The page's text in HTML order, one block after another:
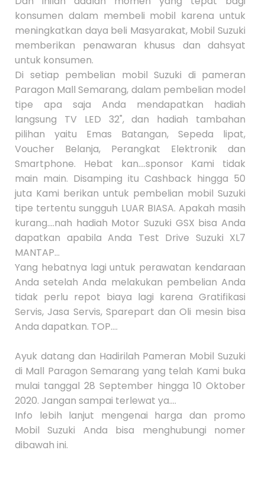
konsumen dalam membeli mobil karena untuk
meningkatkan daya beli Masyarakat, Mobil Suzuki
memberikan penawaran khusus dan dahsyat
untuk konsumen.
Di setiap pembelian mobil Suzuki di pameran
Paragon Mall Semarang, dalam pembelian model
tipe apa saja Anda mendapatkan hadiah
langsung TV LED 32", dan hadiah tambahan
pilihan yaitu Emas Batangan, Sepeda lipat,
Voucher Belanja, Perangkat Elektronik dan
Smartphone. Hebat kan....sponsor Kami tidak
main main. Disamping itu Cashback hingga 50
juta Kami berikan untuk pembelian mobil Suzuki
tipe tertentu sungguh LUAR BIASA. Apakah masih
kurang....nah hadiah Motor Suzuki GSX bisa Anda
dapatkan apabila Anda Test Drive Suzuki XL7
MANTAP...
Yang hebatnya lagi untuk perawatan kendaraan
Anda setelah Anda melakukan pembelian Anda
tidak perlu repot biaya lagi karena Gratifikasi
Servis, Jasa Servis, Sparepart dan Oli mesin bisa
Anda dapatkan. TOP....
Ayuk datang dan Hadirilah Pameran Mobil Suzuki
di Mall Paragon Semarang yang telah Kami buka
mulai tanggal 28 September hingga 10 Oktober
2020. Jangan sampai terlewat ya....
Info lebih lanjut mengenai harga dan promo
Mobil Suzuki Anda bisa menghubungi nomer
dibawah ini.